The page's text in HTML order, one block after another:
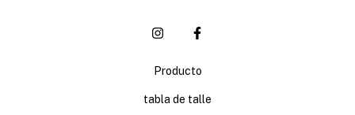
Producto
tabla de talle